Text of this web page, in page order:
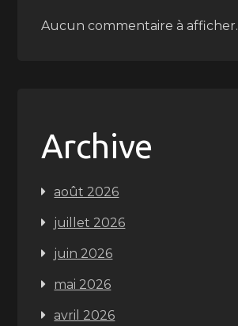
Aucun commentaire à afficher.
Archive
août 2026
juillet 2026
juin 2026
mai 2026
avril 2026